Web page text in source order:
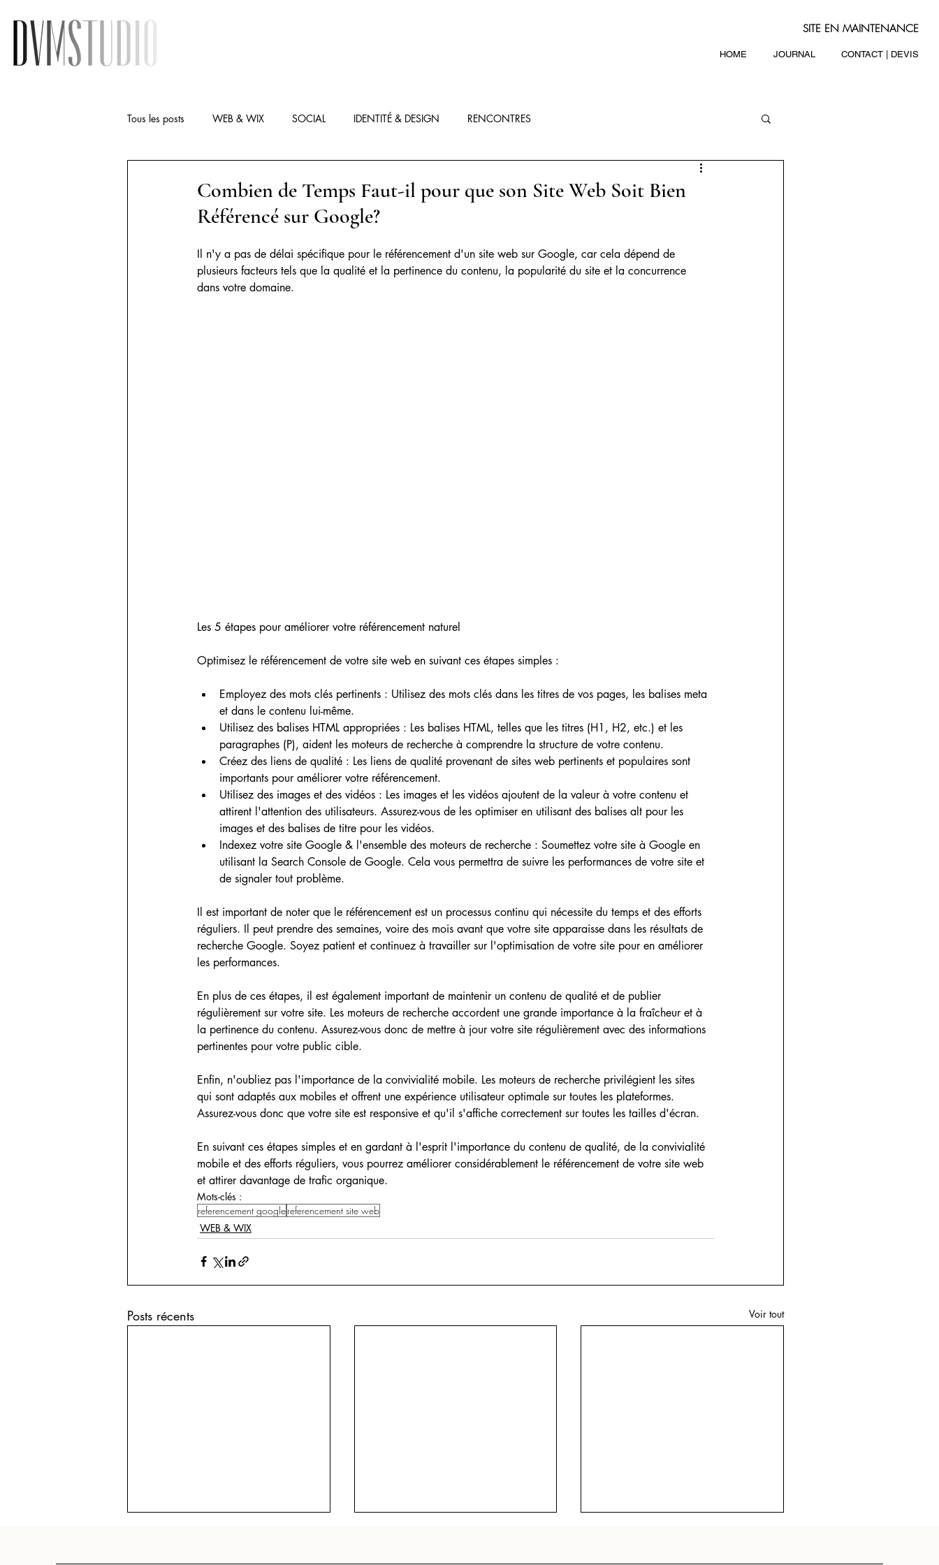
SITE EN MAINTENANCE
HOME JOURNAL CONTACT | DEVIS
Tous les posts WEB & WIX SOCIAL IDENTITÉ & DESIGN RENCONTRES
Combien de Temps Faut-il pour que son Site Web Soit Bien
Référencé sur Google?
Il n'y a pas de délai spécifique pour le référencement d'un site web sur Google, car cela dépend de
plusieurs facteurs tels que la qualité et la pertinence du contenu, la popularité du site et la concurrence
dans votre domaine.
Les 5 étapes pour améliorer votre référencement naturel
Optimisez le référencement de votre site web en suivant ces étapes simples :
Employez des mots clés pertinents : Utilisez des mots clés dans les titres de vos pages, les balises meta
et dans le contenu lui-même.
Utilisez des balises HTML appropriées : Les balises HTML, telles que les titres (H1, H2, etc.) et les
paragraphes (P), aident les moteurs de recherche à comprendre la structure de votre contenu.
Créez des liens de qualité : Les liens de qualité provenant de sites web pertinents et populaires sont
importants pour améliorer votre référencement.
Utilisez des images et des vidéos : Les images et les vidéos ajoutent de la valeur à votre contenu et
attirent l'attention des utilisateurs. Assurez-vous de les optimiser en utilisant des balises alt pour les
images et des balises de titre pour les vidéos.
Indexez votre site Google & l'ensemble des moteurs de recherche : Soumettez votre site à Google en
utilisant la Search Console de Google. Cela vous permettra de suivre les performances de votre site et
de signaler tout problème.
Il est important de noter que le référencement est un processus continu qui nécessite du temps et des efforts
réguliers. Il peut prendre des semaines, voire des mois avant que votre site apparaisse dans les résultats de
recherche Google. Soyez patient et continuez à travailler sur l'optimisation de votre site pour en améliorer
les performances.
En plus de ces étapes, il est également important de maintenir un contenu de qualité et de publier
régulièrement sur votre site. Les moteurs de recherche accordent une grande importance à la fraîcheur et à
la pertinence du contenu. Assurez-vous donc de mettre à jour votre site régulièrement avec des informations
pertinentes pour votre public cible.
Enfin, n'oubliez pas l'importance de la convivialité mobile. Les moteurs de recherche privilégient les sites
qui sont adaptés aux mobiles et offrent une expérience utilisateur optimale sur toutes les plateformes.
Assurez-vous donc que votre site est responsive et qu'il s'affiche correctement sur toutes les tailles d'écran.
En suivant ces étapes simples et en gardant à l'esprit l'importance du contenu de qualité, de la convivialité
mobile et des efforts réguliers, vous pourrez améliorer considérablement le référencement de votre site web
et attirer davantage de trafic organique.
Mots-clés :
referencement googlereferencement site web
WEB & WIX
Posts récents Voir tout